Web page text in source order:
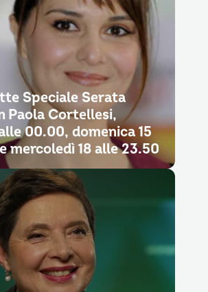
Speciale Serata
Paola Cortellesi,
00.00, domenica 15
mercoledì 18 alle 23.50